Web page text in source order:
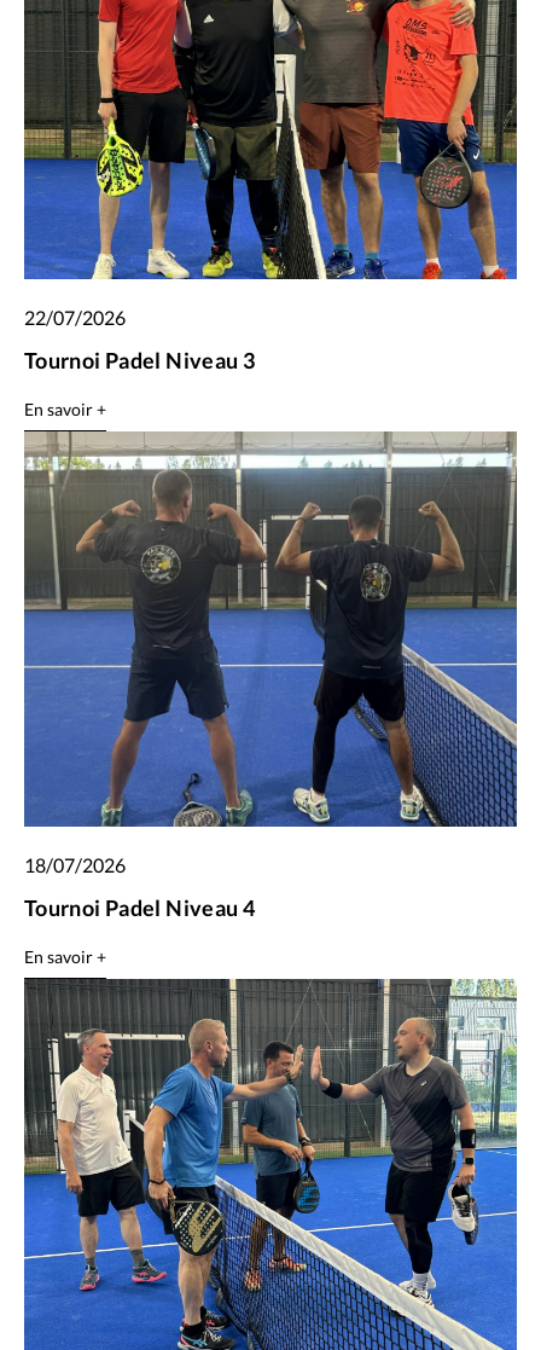
22/07/2026
Tournoi Padel Niveau 3
En savoir +
18/07/2026
Tournoi Padel Niveau 4
En savoir +